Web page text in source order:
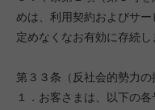
めは、利用契約およびサ
定めなくなお有効に存続し
第３３条（反社会的勢力の
１．お客さまは、以下の各